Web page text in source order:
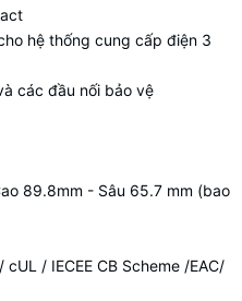
hệ thống cung cấp điện 3
các đầu nối bảo vệ
89.8mm - Sâu 65.7 mm (bao
cUL / IECEE CB Scheme /EAC/